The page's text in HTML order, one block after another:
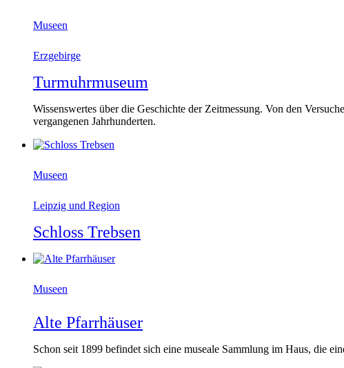
Museen
Erzgebirge
Turmuhrmuseum
Wissenswertes über die Geschichte der Zeitmessung. Von den
vergangenen Jahrhunderten.
Museen
Leipzig und Region
Schloss Trebsen
Museen
Alte Pfarrhäuser
Schon seit 1899 befindet sich eine museale Sammlung im Haus, die